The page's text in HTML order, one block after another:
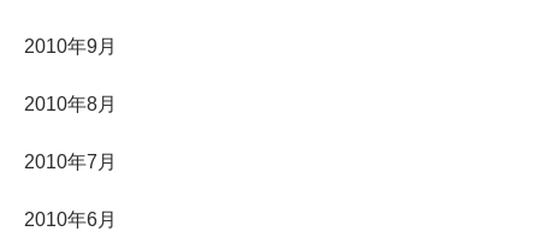
2010年9月
2010年8月
2010年7月
2010年6月